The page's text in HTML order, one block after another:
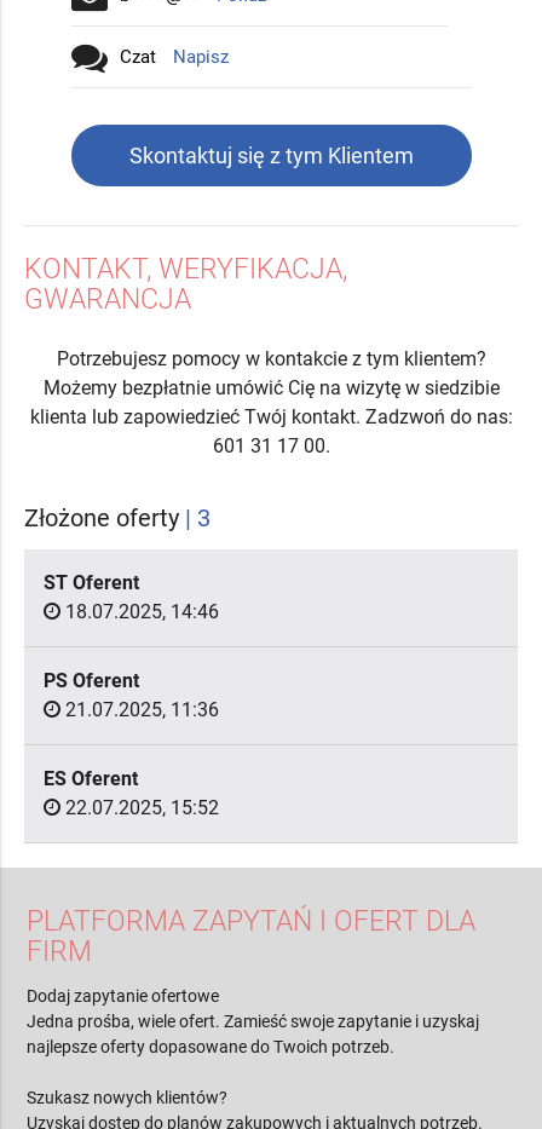
Czat Napisz
Skontaktuj się z tym Klientem
KONTAKT, WERYFIKACJA,
GWARANCJA
Potrzebujesz pomocy w kontakcie z tym klientem?
Możemy bezpłatnie umówić Cię na wizytę w siedzibie
klienta lub zapowiedzieć Twój kontakt. Zadzwoń do nas:
601 31 17 00.
Złożone oferty | 3
ST Oferent
18.07.2025, 14:46
PS Oferent
21.07.2025, 11:36
ES Oferent
22.07.2025, 15:52
PLATFORMA ZAPYTAŃ I OFERT DLA
FIRM
Dodaj zapytanie ofertowe
Jedna prośba, wiele ofert. Zamieść swoje zapytanie i uzyskaj
najlepsze oferty dopasowane do Twoich potrzeb.
Szukasz nowych klientów?
Uzyskaj dostęp do planów zakupowych i aktualnych potrzeb.